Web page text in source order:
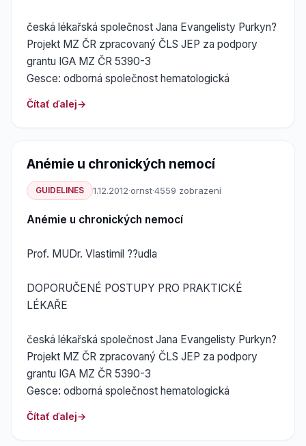
česká lékařská společnost Jana Evangelisty Purkyn?
Projekt MZ ČR zpracovaný ČLS JEP za podpory
grantu IGA MZ ČR 5390-3
Gesce: odborná společnost hematologická
Čítať ďalej
Anémie u chronických nemocí
GUIDELINES 1.12.2012·ornst·4559 zobrazení
Anémie u chronických nemocí
Prof. MUDr. Vlastimil ??udla
DOPORUČENÉ POSTUPY PRO PRAKTICKÉ
LÉKAŘE
česká lékařská společnost Jana Evangelisty Purkyn?
Projekt MZ ČR zpracovaný ČLS JEP za podpory
grantu IGA MZ ČR 5390-3
Gesce: odborná společnost hematologická
Čítať ďalej